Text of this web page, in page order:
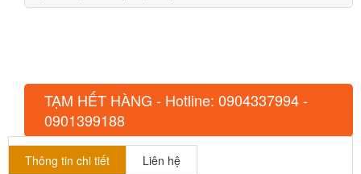
TẠM HẾT HÀNG - Hotline: 0904337994 -
0901399188
Thông tin chi tiết
Liên hệ